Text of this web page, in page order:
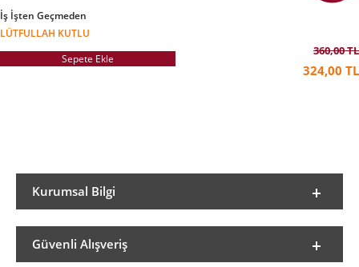
İş İşten Geçmeden
LÜTFULLAH KUTLU
Sepete Ekle
360,00 TL
324,00 TL
Kurumsal Bilgi
Güvenli Alışveriş